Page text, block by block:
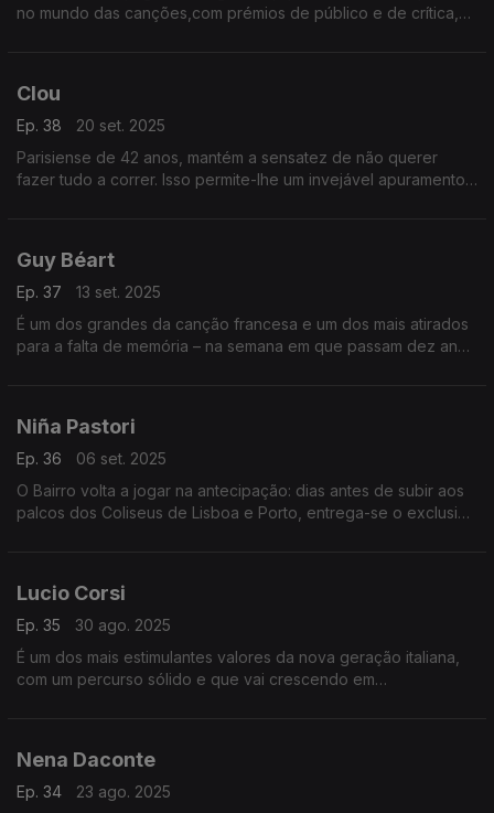
no mundo das canções,com prémios de público e de crítica,
Clou
Ep. 38
20 set. 2025
Parisiense de 42 anos, mantém a sensatez de não querer
fazer tudo a correr. Isso permite-lhe um invejável apuramento
Guy Béart
Ep. 37
13 set. 2025
É um dos grandes da canção francesa e um dos mais atirados
para a falta de memória – na semana em que passam dez anos
Niña Pastori
Ep. 36
06 set. 2025
O Bairro volta a jogar na antecipação: dias antes de subir aos
palcos dos Coliseus de Lisboa e Porto, entrega-se o exclusivo
Lucio Corsi
Ep. 35
30 ago. 2025
É um dos mais estimulantes valores da nova geração italiana,
com um percurso sólido e que vai crescendo em
Nena Daconte
Ep. 34
23 ago. 2025